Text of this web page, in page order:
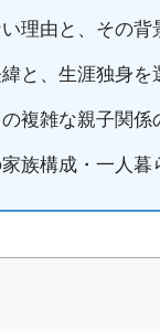
理由と、その背
と、生涯独身を
複雑な親子関係
族構成・一人暮